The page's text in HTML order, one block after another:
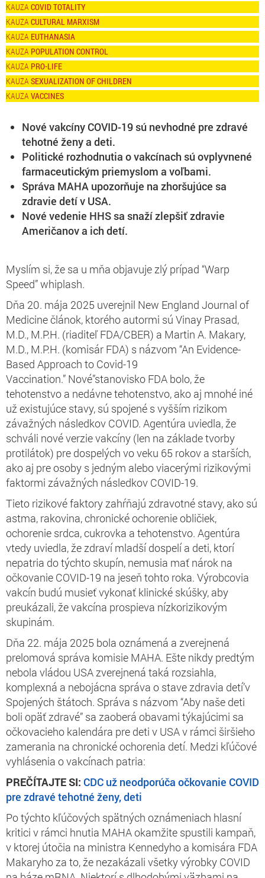
COVID TOTALITY
CULTURAL MARXISM
EUTHANASIA
POPULATION CONTROL
PRO-LIFE
SEXUALIZATION OF CHILDREN
VACCINES
Nové vakcíny COVID-19 sú nevhodné pre zdravé
tehotné ženy a deti.
Politické rozhodnutia o vakcínach sú ovplyvnené
farmaceutickým priemyslom a voľbami.
Správa MAHA upozorňuje na zhoršujúce sa
zdravie detí v USA.
Nové vedenie HHS sa snaží zlepšiť zdravie
Američanov a ich detí.
Myslím si, že sa u mňa objavuje zlý prípad “Warp
Speed” whiplash.
Dňa 20. mája 2025 uverejnil New England Journal of
Medicine článok, ktorého autormi sú Vinay Prasad,
M.D., M.P.H. (riaditeľ FDA/CBER) a Martin A. Makary,
M.D., M.P.H. (komisár FDA) s názvom “An Evidence-
Based Approach to Covid-19
Vaccination.” Nové”stanovisko FDA bolo, že
tehotenstvo a nedávne tehotenstvo, ako aj mnohé iné
už existujúce stavy, sú spojené s vyšším rizikom
závažných následkov COVID. Agentúra uviedla, že
schváli nové verzie vakcíny (len na základe tvorby
protilátok) pre dospelých vo veku 65 rokov a starších,
ako aj pre osoby s jedným alebo viacerými rizikovými
faktormi závažných následkov COVID-19.
Tieto rizikové faktory zahŕňajú zdravotné stavy, ako sú
astma, rakovina, chronické ochorenie obličiek,
ochorenie srdca, cukrovka a tehotenstvo. Agentúra
vtedy uviedla, že zdraví mladší dospelí a deti, ktorí
nepatria do týchto skupín, nemusia mať nárok na
očkovanie COVID-19 na jeseň tohto roka. Výrobcovia
vakcín budú musieť vykonať klinické skúšky, aby
preukázali, že vakcína prospieva nízkorizikovým
skupinám.
Dňa 22. mája 2025 bola oznámená a zverejnená
prelomová správa komisie MAHA. Ešte nikdy predtým
nebola vládou USA zverejnená taká rozsiahla,
komplexná a nebojácna správa o stave zdravia detí’v
Spojených štátoch. Správa s názvom “Aby naše deti
boli opäť zdravé” sa zaoberá obavami týkajúcimi sa
očkovacieho kalendára pre deti v USA v rámci širšieho
zamerania na chronické ochorenia detí. Medzi kľúčové
vyhlásenia o vakcínach patria:
PREČÍTAJTE SI: CDC už neodporúča očkovanie COVID
pre zdravé tehotné ženy, deti
Po týchto kľúčových spätných oznámeniach hlasní
kritici v rámci hnutia MAHA okamžite spustili kampaň,
v ktorej útočia na ministra Kennedyho a komisára FDA
Makaryho za to, že nezakázali všetky výrobky COVID